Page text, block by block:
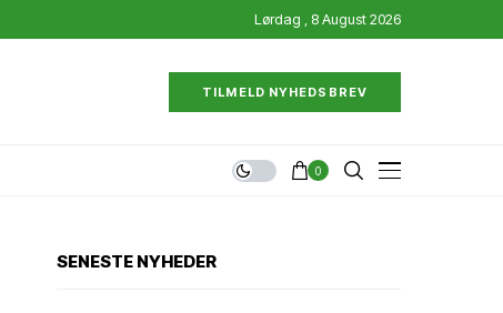
Lørdag , 8 August 2026
TILMELD NYHEDSBREV
0
SENESTE NYHEDER